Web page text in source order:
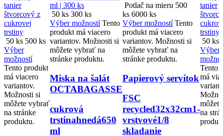
50 ks 500 ks
Výber
možností
Tento produkt
má viacero
variantov.
Možnosti si
môžete vybrať
na stránke
produktu.
50 ks 300 ks
Výber možností Tento
produkt má viacero
variantov. Možnosti si
môžete vybrať na
stránke produktu.
Miska na šalát
OCTABAGASSE
cukrová
trstinahnedá650
ml
Potlač na mieru 500
ks 6000 ks
Výber možností Tento
produkt má viacero
variantov. Možnosti si
môžete vybrať na
stránke produktu.
Papierový servítok
FSC
recycled32x32cm1-
vrstvové1/8
skladanie
50 ks
Výber
Tento
má
na